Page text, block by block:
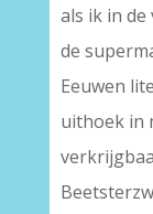
als ik in
de
Eeuwen
uithoek in